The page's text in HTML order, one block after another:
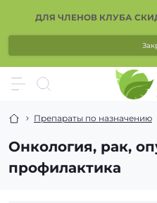
ДЛЯ ЧЛЕНОВ КЛУБА
Препараты по назначению
Онкология, рак,
профилактика